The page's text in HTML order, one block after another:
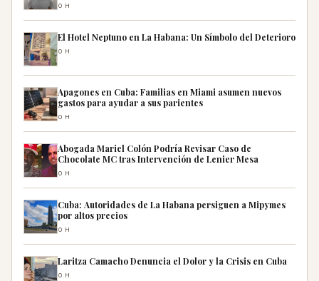
0H
El Hotel Neptuno en La Habana: Un Símbolo del Deterioro
0H
Apagones en Cuba: Familias en Miami asumen nuevos
gastos para ayudar a sus parientes
0H
Abogada Mariel Colón Podría Revisar Caso de
Chocolate MC tras Intervención de Lenier Mesa
0H
Cuba: Autoridades de La Habana persiguen a Mipymes
por altos precios
0H
Laritza Camacho Denuncia el Dolor y la Crisis en Cuba
0H